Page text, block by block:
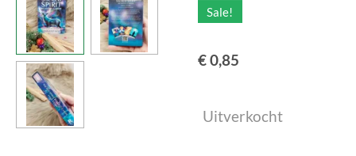
Sale!
€ 0,85
Uitverkocht